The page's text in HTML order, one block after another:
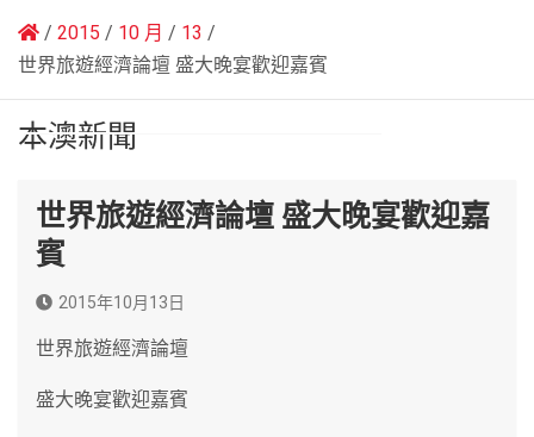
2015 10 月
13
世界旅遊經濟論壇 盛大晚宴歡迎嘉賓
本澳新聞
世界旅遊經濟論壇 盛大晚宴歡迎嘉
賓
2015年10月13日
世界旅遊經濟論壇
盛大晚宴歡迎嘉賓